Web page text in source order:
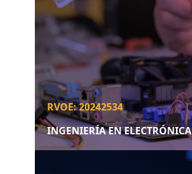
RVOE: 20242534
INGENIERÍA EN ELECTRÓNICA